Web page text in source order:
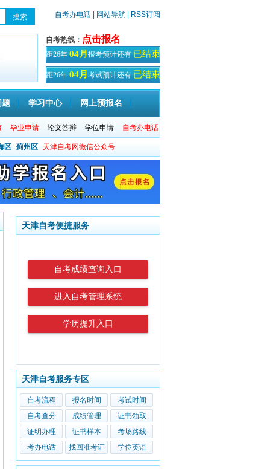
自考办电话 | 网站导航 | RSS订阅
自考热线： 点击报名
距26年 04月 报考预计还有 已结束
天！
距26年 04月 考试预计还有 已结束
天
题 学习中心 网上预报名
毕业申请 论文答辩 学位申请 自考办电话
区 蓟州区 天津自考网微信公众号
天津自考便捷服务
自考成绩查询入口
进入自考管理系统
学历提升入口
天津自考服务专区
自考流程 报名时间
考试时间
自考查分
成绩管理
证书领取
证明办理
证书样本
考场路线
考办电话
找回准考证 学位英语